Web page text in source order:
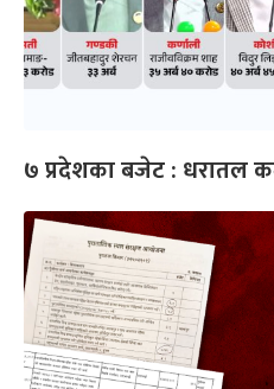
७ प्रदेशका बजेट : धरातल